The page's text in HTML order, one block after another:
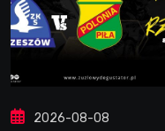
2026-08-08